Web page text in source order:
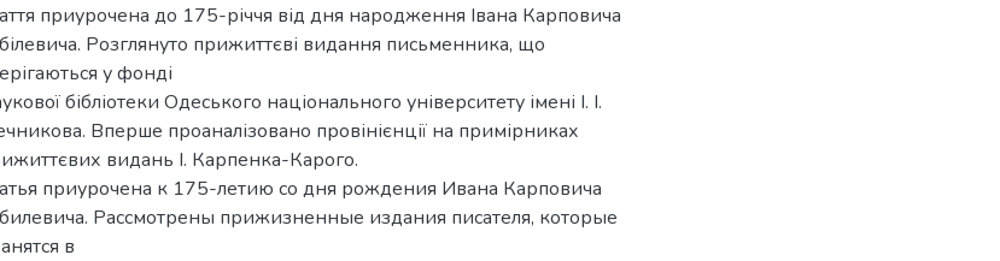
приурочена до 175-річчя від дня народження Івана Карповича
Розглянуто прижиттєві видання письменника, що
у фонді
бібліотеки Одеського національного університету імені І. І.
Вперше проаналізовано провінієнції на примірниках
видань І. Карпенка-Карого.
приурочена к 175-летию со дня рождения Ивана Карповича
Рассмотрены прижизненные издания писателя, которые
в